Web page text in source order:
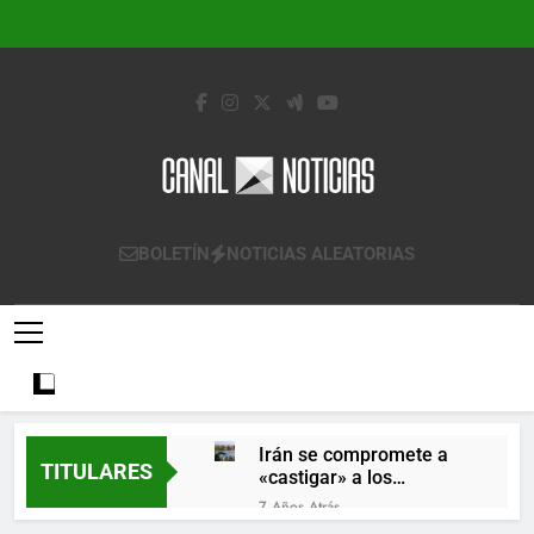
Canal Noticias
Canal Noticias
BOLETÍN NOTICIAS ALEATORIAS
TITULARES
Irán se compromete a
«castigar» a los
responsables de
derribar un avión
7 Años Atrás